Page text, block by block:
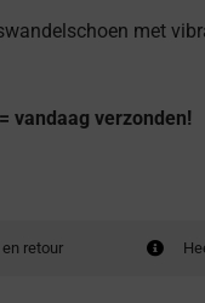
met
vandaag verzonden!
retour